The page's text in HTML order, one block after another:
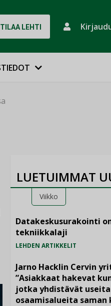
TILAA LEHTI
LUETUIMMAT
Viikko
Datakeskusurakointi
tekniikkalaji
LEHDEN ARTIKKELIT
Jarno Hacklin Cervin
”Asiakkaat hakevat
jotka yhdistävät
osaamisalueita saman